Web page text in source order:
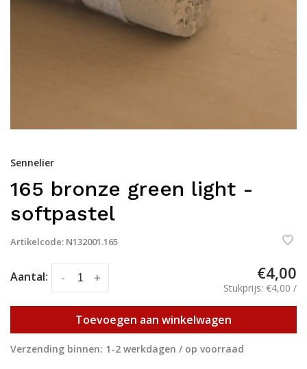
Sennelier
165 bronze green light -
softpastel
Artikelcode: N132001.165
Aantal: +
- €4,00
Stukprijs: €4,00 /
Toevoegen aan winkelwagen
Verzending binnen: 1-2 werkdagen / op voorraad